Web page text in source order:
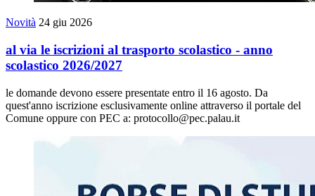
Novità 24 giu 2026
al via le iscrizioni al trasporto scolastico - anno
scolastico 2026/2027
le domande devono essere presentate entro il 16 agosto. Da
quest'anno iscrizione esclusivamente online attraverso il portale del
Comune oppure con PEC a: protocollo@pec.palau.it